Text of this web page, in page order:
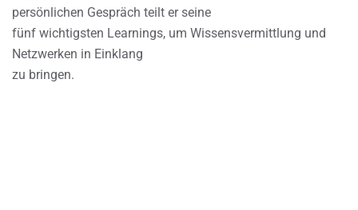
persönlichen Gespräch teilt er seine
fünf wichtigsten Learnings, um Wissensvermittlung und
Netzwerken in Einklang
zu bringen.